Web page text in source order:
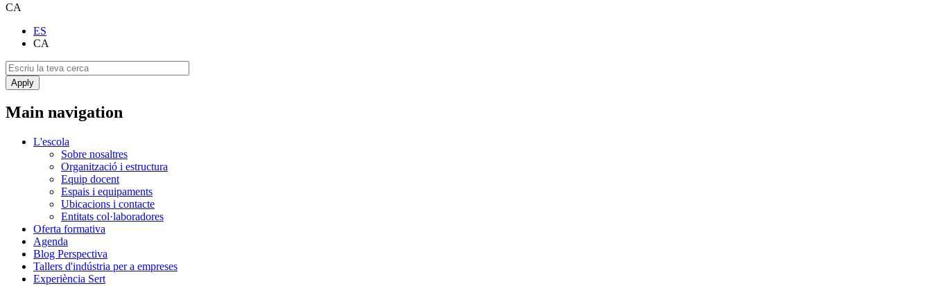
CA
ES
CA
Main navigation
L'escola
Sobre nosaltres
Organització i estructura
Equip docent
Espais i equipaments
Ubicacions i contacte
Entitats col·laboradores
Oferta formativa
Agenda
Blog Perspectiva
Tallers d'indústria per a empreses
Experiència Sert